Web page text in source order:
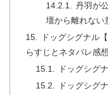
丹羽が
壇から離れない
ドッグシグナル
らすじとネタバレ感想
ドッグシグ
ドッグシグ